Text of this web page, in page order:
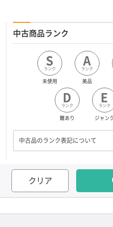
中古商品ランク
S
ランク
未使用
A
ランク
美品
D
ランク
難あり
E
ランク
ジャン
中古品のランク表記について
クリア